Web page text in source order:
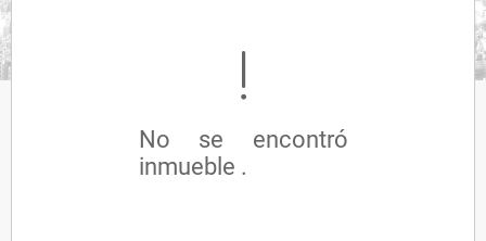
No se encontró
inmueble .